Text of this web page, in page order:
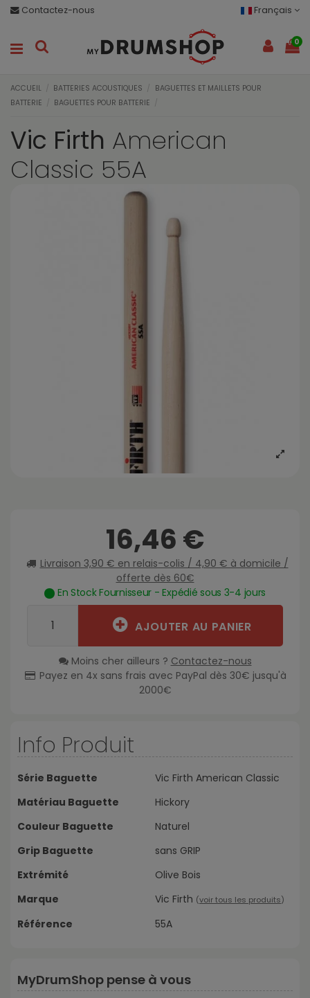
Contactez-nous Français
0
ACCUEIL BATTERIES ACOUSTIQUES
BAGUETTES ET MAILLETS POUR
BATTERIE
BAGUETTES POUR BATTERIE
Vic Firth American
Classic 55A
16,46 €
Livraison 3,90 € en relais-colis / 4,90 € à domicile /
offerte dès 60€
En Stock Fournisseur - Expédié sous 3-4 jours
AJOUTER AU PANIER
Moins cher ailleurs ? Contactez-nous
Payez en 4x sans frais avec PayPal dès 30€ jusqu'à
2000€
Info Produit
Série Baguette
Vic Firth American Classic
Matériau Baguette
Hickory
Couleur Baguette
Naturel
Grip Baguette
sans GRIP
Extrémité
Olive Bois
Marque
Vic Firth (voir tous les produits)
Référence 55A
MyDrumShop pense à vous